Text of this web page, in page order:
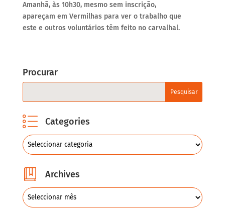
Amanhã, às 10h30, mesmo sem inscrição,
apareçam em Vermilhas para ver o trabalho que
este e outros voluntários têm feito no carvalhal.
Procurar
Categories
Archives